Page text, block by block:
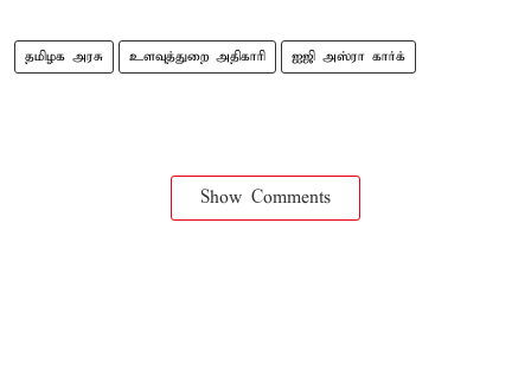
தமிழக அரசு உளவுத்துறை அதிகாரி ஐஜி அஸ்ரா கார்க்
Show Comments